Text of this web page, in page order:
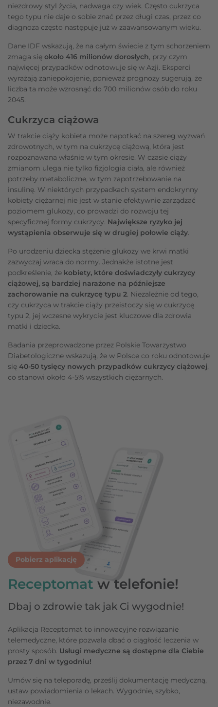
niezdrowy styl życia, nadwaga czy wiek. Często cukrzyca
tego typu nie daje o sobie znać przez długi czas, przez co
diagnoza często następuje już w zaawansowanym wieku.
Dane IDF wskazują, że na całym świecie z tym schorzeniem
zmaga się około 416 milionów dorosłych, przy czym
najwięcej przypadków odnotowuje się w Azji. Eksperci
wyrażają zaniepokojenie, ponieważ prognozy sugerują, że
liczba ta może wzrosnąć do 700 milionów osób do roku
2045.
Cukrzyca ciążowa
W trakcie ciąży kobieta może napotkać na szereg wyzwań
zdrowotnych, w tym na cukrzycę ciążową, która jest
rozpoznawana właśnie w tym okresie. W czasie ciąży
zmianom ulega nie tylko fizjologia ciała, ale również
potrzeby metaboliczne, w tym zapotrzebowanie na
insulinę. W niektórych przypadkach system endokrynny
kobiety ciężarnej nie jest w stanie efektywnie zarządzać
poziomem glukozy, co prowadzi do rozwoju tej
specyficznej formy cukrzycy. Największe ryzyko jej
wystąpienia obserwuje się w drugiej połowie ciąży.
Po urodzeniu dziecka stężenie glukozy we krwi matki
zazwyczaj wraca do normy. Jednakże istotne jest
podkreślenie, że kobiety, które doświadczyły cukrzycy
ciążowej, są bardziej narażone na późniejsze
zachorowanie na cukrzycę typu 2. Niezależnie od tego,
czy cukrzyca w trakcie ciąży przeistoczy się w cukrzycę
typu 2, jej wczesne wykrycie jest kluczowe dla zdrowia
matki i dziecka.
Badania przeprowadzone przez Polskie Towarzystwo
Diabetologiczne wskazują, że w Polsce co roku odnotowuje
się 40-50 tysięcy nowych przypadków cukrzycy ciążowej,
co stanowi około 4-5% wszystkich ciężarnych.
Pobierz aplikację
Receptomat w telefonie!
Dbaj o zdrowie tak jak Ci wygodnie!
Aplikacja Receptomat to innowacyjne rozwiązanie
telemedyczne, które pozwala dbać o ciągłość leczenia w
prosty sposób. Usługi medyczne są dostępne dla Ciebie
przez 7 dni w tygodniu!
Umów się na teleporadę, prześlij dokumentację medyczną,
ustaw powiadomienia o lekach. Wygodnie, szybko,
niezawodnie.